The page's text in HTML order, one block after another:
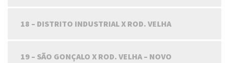
18 – DISTRITO INDUSTRIAL X ROD. VELHA
19 – SÃO GONÇALO X ROD. VELHA – NOVO